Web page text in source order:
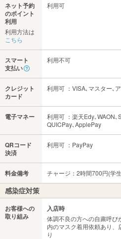
ネット予約
のポイント
利用
利用方法は
こちら
利用可
スマート
支払い
利用不可
クレジット
カード
利用可 ：VISA､マスター､
電子マネー
利用可 ：楽天Edy､WAON､
QUICPay､ApplePay
QRコード
決済
利用可 ：PayPay
料金備考 チャージ：2時間700円(学
感染症対策
お客様への
取り組み
入店時
体調不良の方への自粛呼び
内のマスク着用依頼あり
り